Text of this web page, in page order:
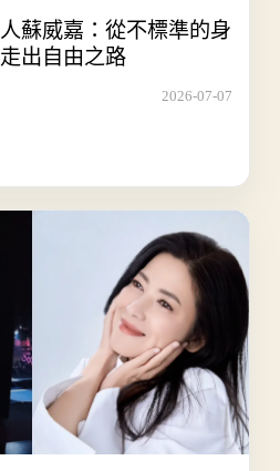
蘇威嘉：從不標準的身
出自由之路
2026-07-07